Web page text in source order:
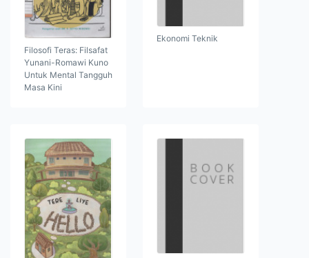
Filosofi Teras: Filsafat
Yunani-Romawi Kuno
Untuk Mental Tangguh
Masa Kini
Ekonomi Teknik